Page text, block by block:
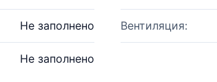
Не заполнено Вентиляция:
Не заполнено